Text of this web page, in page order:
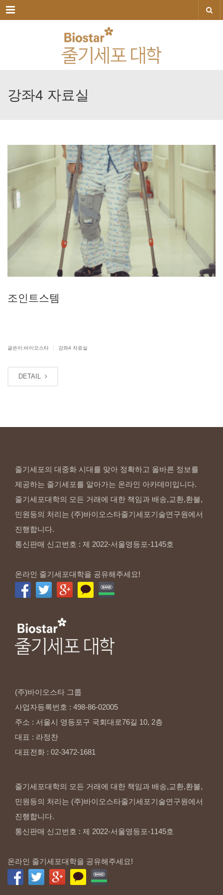
메뉴
강좌4 자료실
조인트스템
글쓴이:바이오스타 강좌4 자료실
DETAIL
줄기세포의 대중화 시대를 맞아 정확하고 올바른 정보를
제공하는 줄기세포를 알아가는 온라인 아카데미입니다.
줄기세포대학의 모든 거래에 대한 책임과 배송,교환,환불,
민원등의 처리는 (주)바이오스타줄기세포기술연구원에서
진행합니다.
통신판매 신고번호 : 제 2022-서울영등포-1145호
온라인 줄기세포대학을 공유해주세요!
(주)바이오스타 그룹
사업자등록번호 : 498-86-02005
주소 : 서울시 영등포구 국회대로76길 10, 2층
대표 : 라정찬
대표전화 : 02-3472-1681
줄기세포대학의 모든 거래에 대한 책임과 배송,교환,환불,
민원등의 처리는 (주)바이오스타줄기세포기술연구원에서
진행합니다.
통신판매 신고번호 : 제 2022-서울영등포-1145호
온라인 줄기세포대학을 공유해주세요!